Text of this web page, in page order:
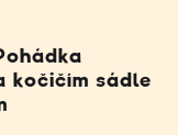
kočičím sádle